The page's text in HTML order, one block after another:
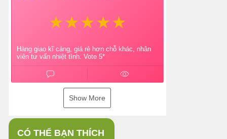
Hàng giao kĩ càng, giá rẻ hơn chỗ khác, nhân
viên tư vấn nhiệt tình. Vote 5*
Show More
CÓ THỂ BẠN THÍCH